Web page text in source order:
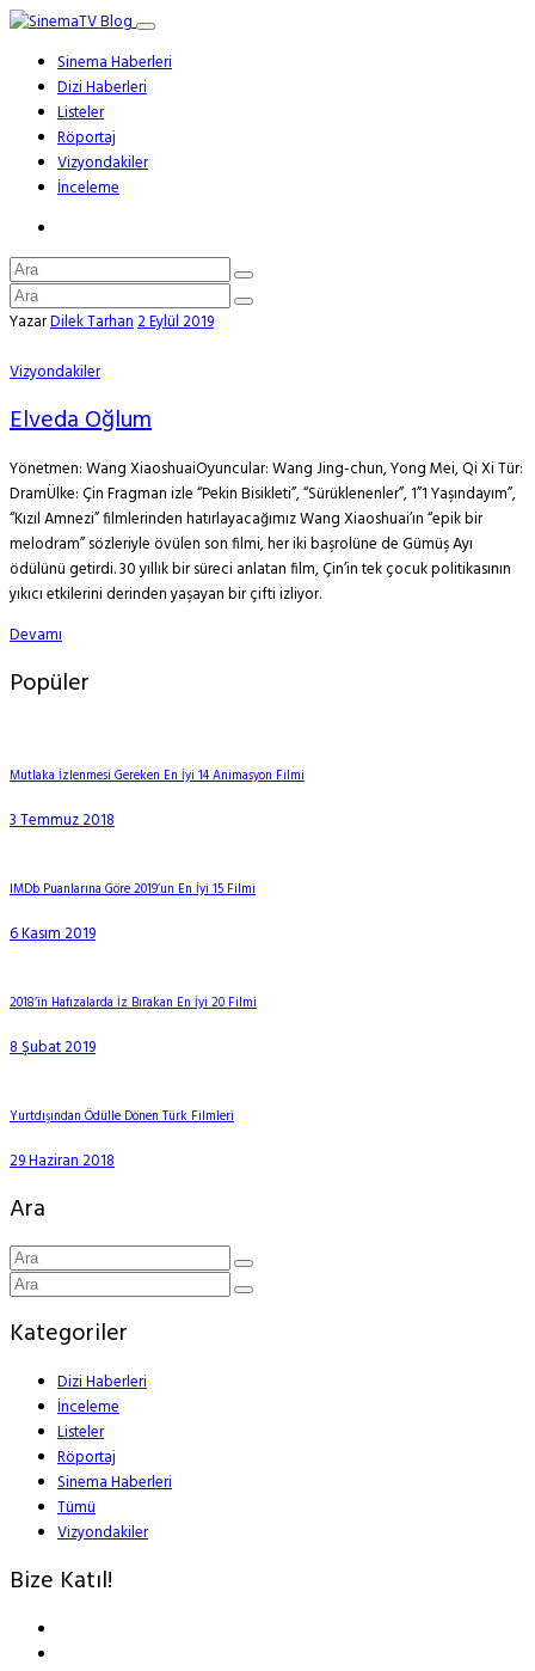
Sinema Haberleri
Dizi Haberleri
Listeler
Röportaj
Vizyondakiler
İnceleme
YazarDilek Tarhan2 Eylül 2019
Vizyondakiler
Elveda Oğlum
Yönetmen: Wang XiaoshuaiOyuncular: Wang Jing-chun, Yong Mei, Qi Xi Tür:
DramÜlke: Çin Fragman izle “Pekin Bisikleti”, “Sürüklenenler”, 1”1 Yaşındayım”,
“Kızıl Amnezi” filmlerinden hatırlayacağımız Wang Xiaoshuai’ın “epik bir
melodram” sözleriyle övülen son filmi, her iki başrolüne de Gümüş Ayı
ödülünü getirdi. 30 yıllık bir süreci anlatan film, Çin’in tek çocuk politikasının
yıkıcı etkilerini derinden yaşayan bir çifti izliyor.
Devamı
Popüler
Mutlaka İzlenmesi Gereken En İyi 14 Animasyon Filmi
3 Temmuz 2018
IMDb Puanlarına Göre 2019’un En İyi 15 Filmi
6 Kasım 2019
2018’in Hafızalarda İz Bırakan En İyi 20 Filmi
8 Şubat 2019
Yurtdışından Ödülle Dönen Türk Filmleri
29 Haziran 2018
Ara
Kategoriler
Dizi Haberleri
İnceleme
Listeler
Röportaj
Sinema Haberleri
Tümü
Vizyondakiler
Bize Katıl!